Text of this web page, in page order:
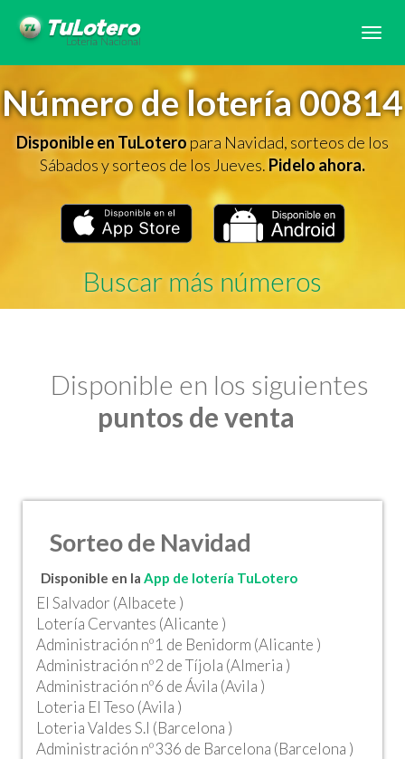
Número de lotería 00814
Disponible en TuLoteropara Navidad, sorteos de los
Sábados y sorteos de los Jueves.Pidelo ahora.
Buscar más números
Disponible en los siguientes
puntos de venta
Sorteo de Navidad
Disponible en la App de lotería TuLotero
El Salvador (Albacete )
Lotería Cervantes (Alicante )
Administración nº1 de Benidorm (Alicante )
Administración nº2 de Tíjola (Almeria )
Administración nº6 de Ávila (Avila )
Loteria El Teso (Avila )
Loteria Valdes S.l (Barcelona )
Administración nº336 de Barcelona (Barcelona )